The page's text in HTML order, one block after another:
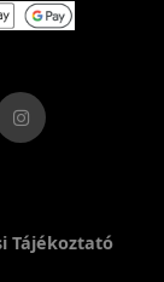
Tájékoztató